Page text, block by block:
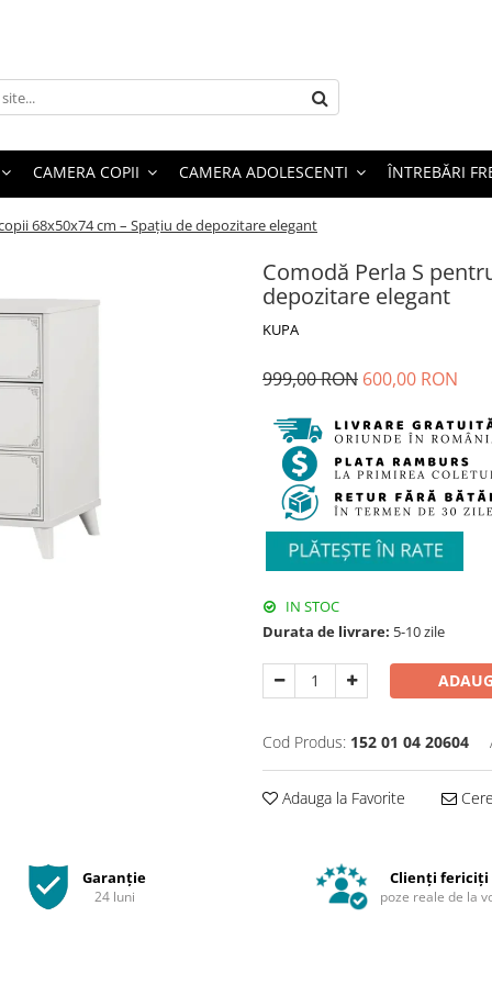
CAMERA COPII CAMERA ADOLESCENTI ÎNTREBĂRI
68x50x74 cm – Spațiu de depozitare elegant
Comodă Perla S
depozitare elegant
KUPA
999,00 RON 600,00 RON
IN STOC
Durata de livrare: 5-10 zile
Cod Produs: 152 01 04 20604
Adauga la Favorite
Garanție
24 luni
Clienți fericiți
poze reale de la